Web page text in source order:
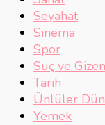
Seyahat
Sinema
Spor
Suç ve
Tarih
Ünlüler
Yemek